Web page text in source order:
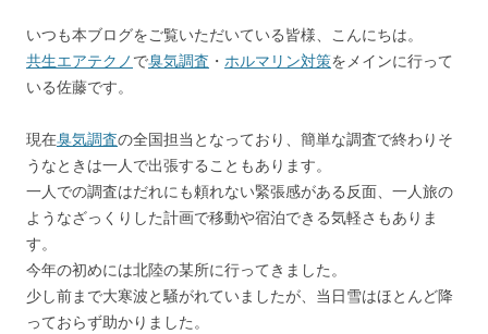
k
いつも本ブログをご覧いただいている皆様、こんにちは。
共生エアテクノ で臭気調査 ・ ホルマリン対策をメインに行って
いる佐藤です。
現在臭気調査の全国担当となっており、簡単な調査で終わりそ
うなときは一人で出張することもあります。
一人での調査はだれにも頼れない緊張感がある反面、一人旅の
ようなざっくりした計画で移動や宿泊できる気軽さもありま
す。
今年の初めには北陸の某所に行ってきました。
少し前まで大寒波と騒がれていましたが、当日雪はほとんど降
っておらず助かりました。